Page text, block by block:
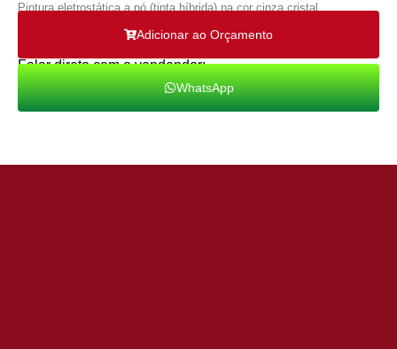
Pintura eletrostática a pó (tinta híbrida) na cor cinza cristal
Adicionar ao Orçamento
Falar direto com o vendendor:
WhatsApp